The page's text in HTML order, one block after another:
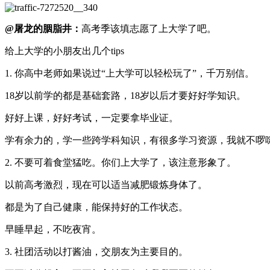
@屠龙的胭脂井： 高考季该填志愿了上大学了吧。
给上大学的小朋友出几个tips
1. 你高中老师如果说过“上大学可以轻松玩了”，千万别信。
18岁以前学的都是基础套路，18岁以后才要好好学知识。
好好上课，好好考试，一定要拿毕业证。
学有余力的，学一些跨学科知识，有很多学习资源，我就不啰
2. 不要可着食堂猛吃。你们上大学了，该注意形象了。
以前高考激烈，现在可以适当减肥锻炼身体了。
都是为了自己健康，能保持好的工作状态。
早睡早起，不吃夜宵。
3. 社团活动以打酱油，交朋友为主要目的。